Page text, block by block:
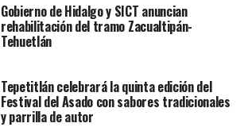
Gobierno de Hidalgo y SICT anuncian
rehabilitación del tramo Zacualtipán-
Tehuetlán
Tepetitlán celebrará la quinta edición del
Festival del Asado con sabores tradicionales
y parrilla de autor